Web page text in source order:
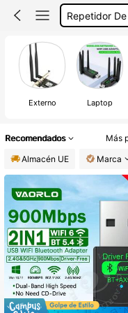
Repetidor
Adaptador
Wifi
Externo Laptop
Recomendados Más
Almacén UE
Marca